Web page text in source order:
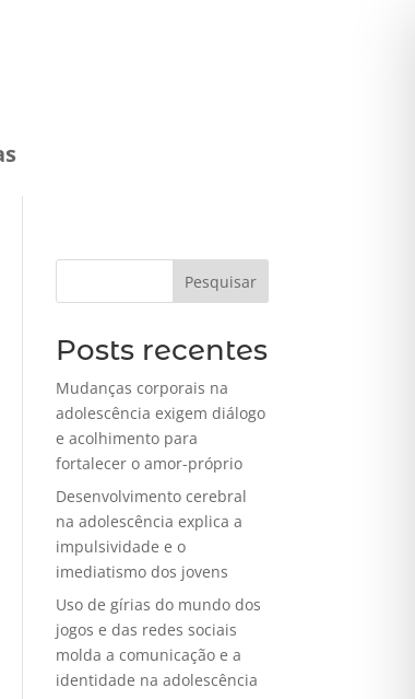
Pesquisar
Posts recentes
Mudanças corporais na
adolescência exigem diálogo
e acolhimento para
fortalecer o amor-próprio
Desenvolvimento cerebral
na adolescência explica a
impulsividade e o
imediatismo dos jovens
Uso de gírias do mundo dos
jogos e das redes sociais
molda a comunicação e a
identidade na adolescência